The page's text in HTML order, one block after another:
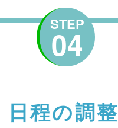
STEP
04
日程の調整